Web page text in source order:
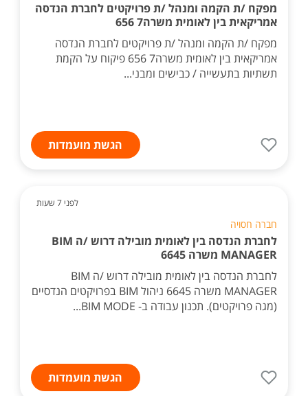
מפקח /ת הקמה ומנהל /ת פרויקטים לחברת הנדסה
אמריקאית בין לאומית משרה7 656
מפקח /ת הקמה ומנהל /ת פרויקטים לחברת הנדסה
אמריקאית בין לאומית משרה7 656 פיקוח על הקמת
תשתיות בתעשייה / כבישים ומבני...
הגשת מועמדות
לפני 7 שעות
חברה חסויה
לחברת הנדסה בין לאומית מובילה דרוש /ה BIM
MANAGER משרה 6645
לחברת הנדסה בין לאומית מובילה דרוש /ה BIM
MANAGER משרה 6645 ניהול BIM בפרויקטים הנדסיים
(מגה פרויקטים). תכנון עבודה ב- BIM MODE...
הגשת מועמדות